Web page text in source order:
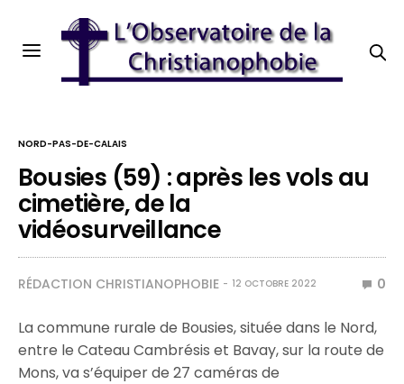
NORD-PAS-DE-CALAIS
Bousies (59) : après les vols au
cimetière, de la
vidéosurveillance
RÉDACTION CHRISTIANOPHOBIE 12 OCTOBRE 2022 0
La commune rurale de Bousies, située dans le Nord,
entre le Cateau Cambrésis et Bavay, sur la route de
Mons, va s’équiper de 27 caméras de